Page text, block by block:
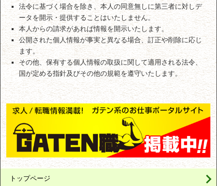
法令に基づく場合を除き、本人の同意無しに第三者に対しデ
ータを開示・提供することはいたしません。
本人からの請求があれば情報を開示いたします。
公開された個人情報が事実と異なる場合、訂正や削除に応じ
ます。
その他、保有する個人情報の取扱に関して適用される法令、
国が定める指針及びその他の規範を遵守いたします。
トップページ